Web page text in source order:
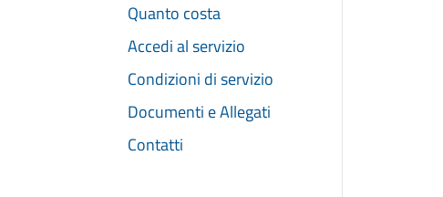
Quanto costa
Accedi al servizio
Condizioni di servizio
Documenti e Allegati
Contatti